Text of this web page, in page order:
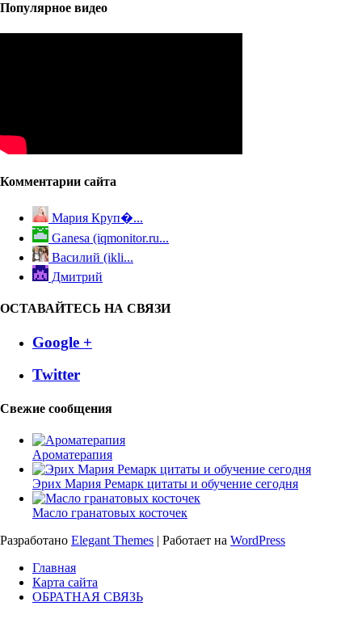
Популярное видео
Комментарии сайта
Мария Круп�...
Ganesa (iqmonitor.ru...
Василий (ikli...
Дмитрий
ОСТАВАЙТЕСЬ НА СВЯЗИ
Google +
Twitter
Свежие сообщения
Ароматерапия
Эрих Мария Ремарк цитаты и обучение сегодня
Масло гранатовых косточек
Разработано Elegant Themes | Работает на WordPress
Главная
Карта сайта
ОБРАТНАЯ СВЯЗЬ